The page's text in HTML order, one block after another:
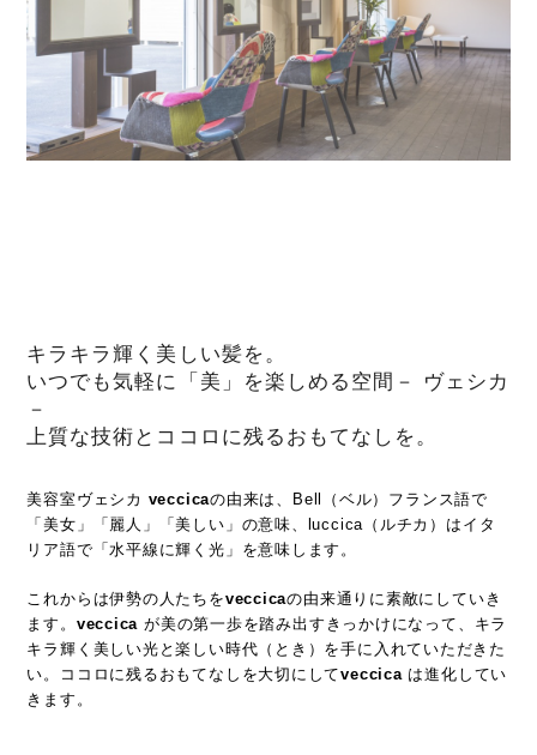
キラキラ輝く美しい髪を。
いつでも気軽に「美」を楽しめる空間－ ヴェシカ
－
上質な技術とココロに残るおもてなしを。
美容室ヴェシカ veccicaの由来は、Bell（ベル）フランス語で
「美女」「麗人」「美しい」の意味、luccica（ルチカ）はイタ
リア語で「水平線に輝く光」を意味します。
これからは伊勢の人たちをveccicaの由来通りに素敵にしていき
ます。 veccica が美の第一歩を踏み出すきっかけになって、キラ
キラ輝く美しい光と楽しい時代（とき）を手に入れていただきた
い。ココロに残るおもてなしを大切にしてveccicaは進化してい
きます。